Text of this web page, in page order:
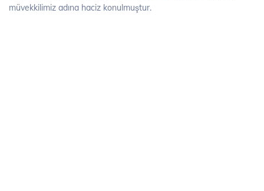
müvekkilimiz adına haciz konulmuştur.